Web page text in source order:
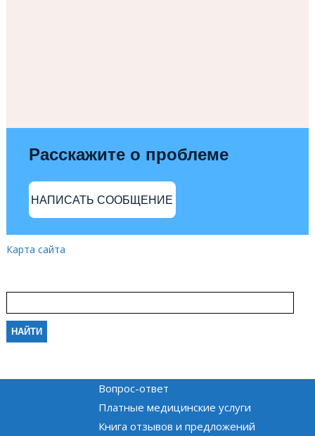
Расскажите о проблеме
НАПИСАТЬ СООБЩЕНИЕ
Карта сайта
Вопрос-ответ
Платные медицинские услуги
Книга отзывов и предложений